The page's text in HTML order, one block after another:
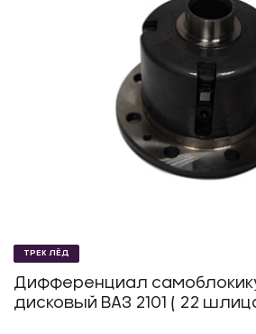
ТРЕК ЛЁД
Дифференциал
дисковый ВАЗ 2101 ( 22